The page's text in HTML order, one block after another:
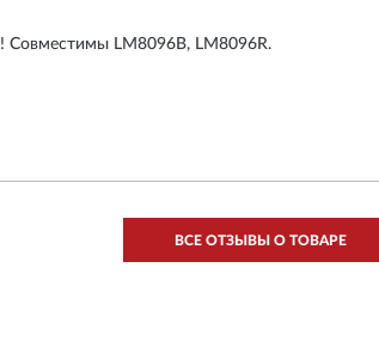
Совместимы LM8096B, LM8096R.
ВСЕ ОТЗЫВЫ О ТОВАРЕ